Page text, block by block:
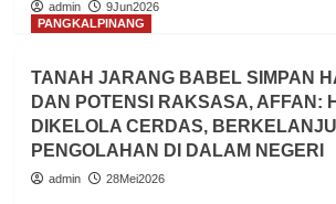
admin
9Jun2026
PANGKALPINANG
TANAH JARANG BABEL SIMPAN
DAN POTENSI RAKSASA, AFFAN:
DIKELOLA CERDAS,
PENGOLAHAN DI DALAM NEGERI
admin 28Mei2026